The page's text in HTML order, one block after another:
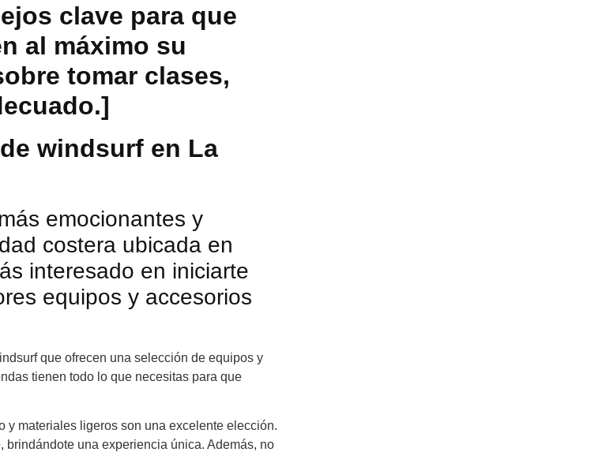
clave para que
al máximo su
tomar clases,
windsurf en La
emocionantes y
costera ubicada en
interesado en iniciarte
equipos y accesorios
que ofrecen una selección de equipos y
tienen todo lo que necesitas para que
y materiales ligeros son una excelente elección.
brindándote una experiencia única. Además, no